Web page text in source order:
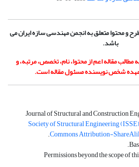
و محتوا متعلق به انجمن مهندسی سازه ایران می
باشد.
مقاله اعم از محتوا، نام، تخصص، مرتبه، و
عهده شخص نویسنده مسئول مقاله است.
Journal of Structural and Construction
Society of Structural Engineering (ISSE)
Commons Attribution-
.
.
Permissions beyond the scope of